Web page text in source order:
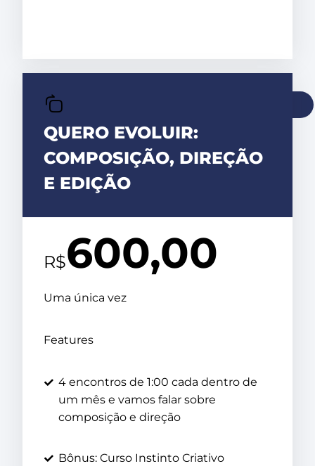
QUERO EVOLUIR:
COMPOSIÇÃO, DIREÇÃO
E EDIÇÃO
R$600,00
Uma única vez
Features
4 encontros de 1:00 cada dentro de
um mês e vamos falar sobre
composição e direção
Bônus: Curso Instinto Criativo